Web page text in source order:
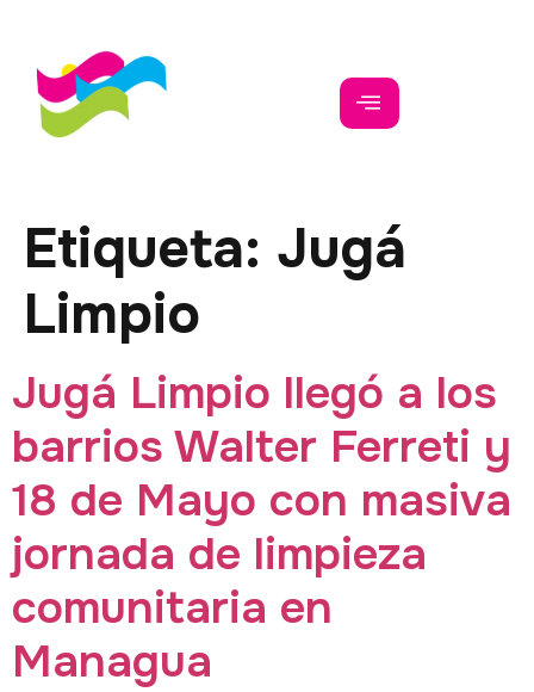
Etiqueta: Jugá
Limpio
Jugá Limpio llegó a los
barrios Walter Ferreti y
18 de Mayo con masiva
jornada de limpieza
comunitaria en
Managua